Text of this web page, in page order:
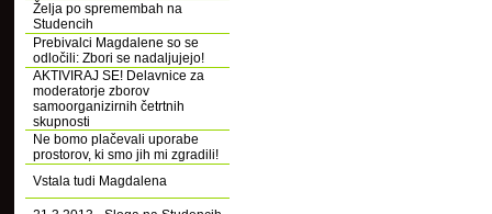
Želja po spremembah na
Studencih
Prebivalci Magdalene so se
odločili: Zbori se nadaljujejo!
AKTIVIRAJ SE! Delavnice za
moderatorje zborov
samoorganizirnih četrtnih
skupnosti
Ne bomo plačevali uporabe
prostorov, ki smo jih mi zgradili!
Vstala tudi Magdalena